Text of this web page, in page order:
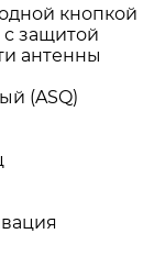
кнопкой
защитой
антенны
(ASQ)